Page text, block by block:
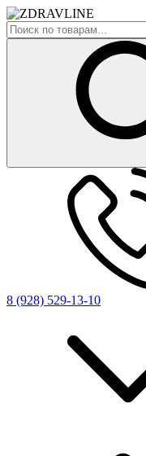
8 (928) 529-13-10